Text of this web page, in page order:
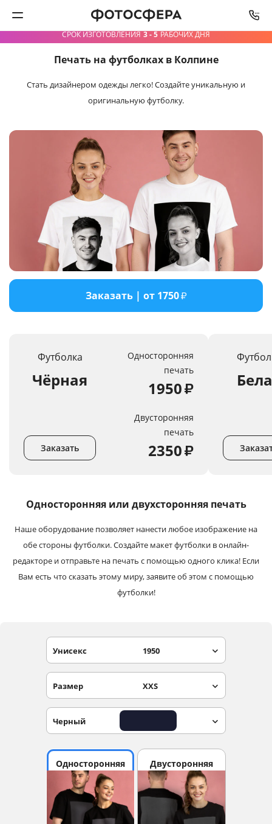
Печать фото
Интерьерная печать
Багетная мастерская
Полиграфия
Услуги и сервис
Печать на футболках в Колпине
Стать дизайнером одежды легко!Создайте уникальную и
оригинальную футболку.
Заказать | от 1750₽
СРОК ИЗГОТОВЛЕНИЯ 3 - 5 РАБОЧИХ ДНЯ
Футболка
Чёрная
Заказать
Односторонняя
печать
1950₽
Двусторонняя
печать
2350₽
Односторонняя или двухсторонняя печать
Наше оборудование позволяет нанести любое изображение на
обе стороны футболки. Создайте макет футболки в онлайн-
редакторе и отправьте на печать с помощью одного клика! Если
Вам есть что сказать этому миру, заявите об этом с помощью
футболки!
Унисекс 1950
Размер XXS
Черный
Односторонняя Двусторонняя